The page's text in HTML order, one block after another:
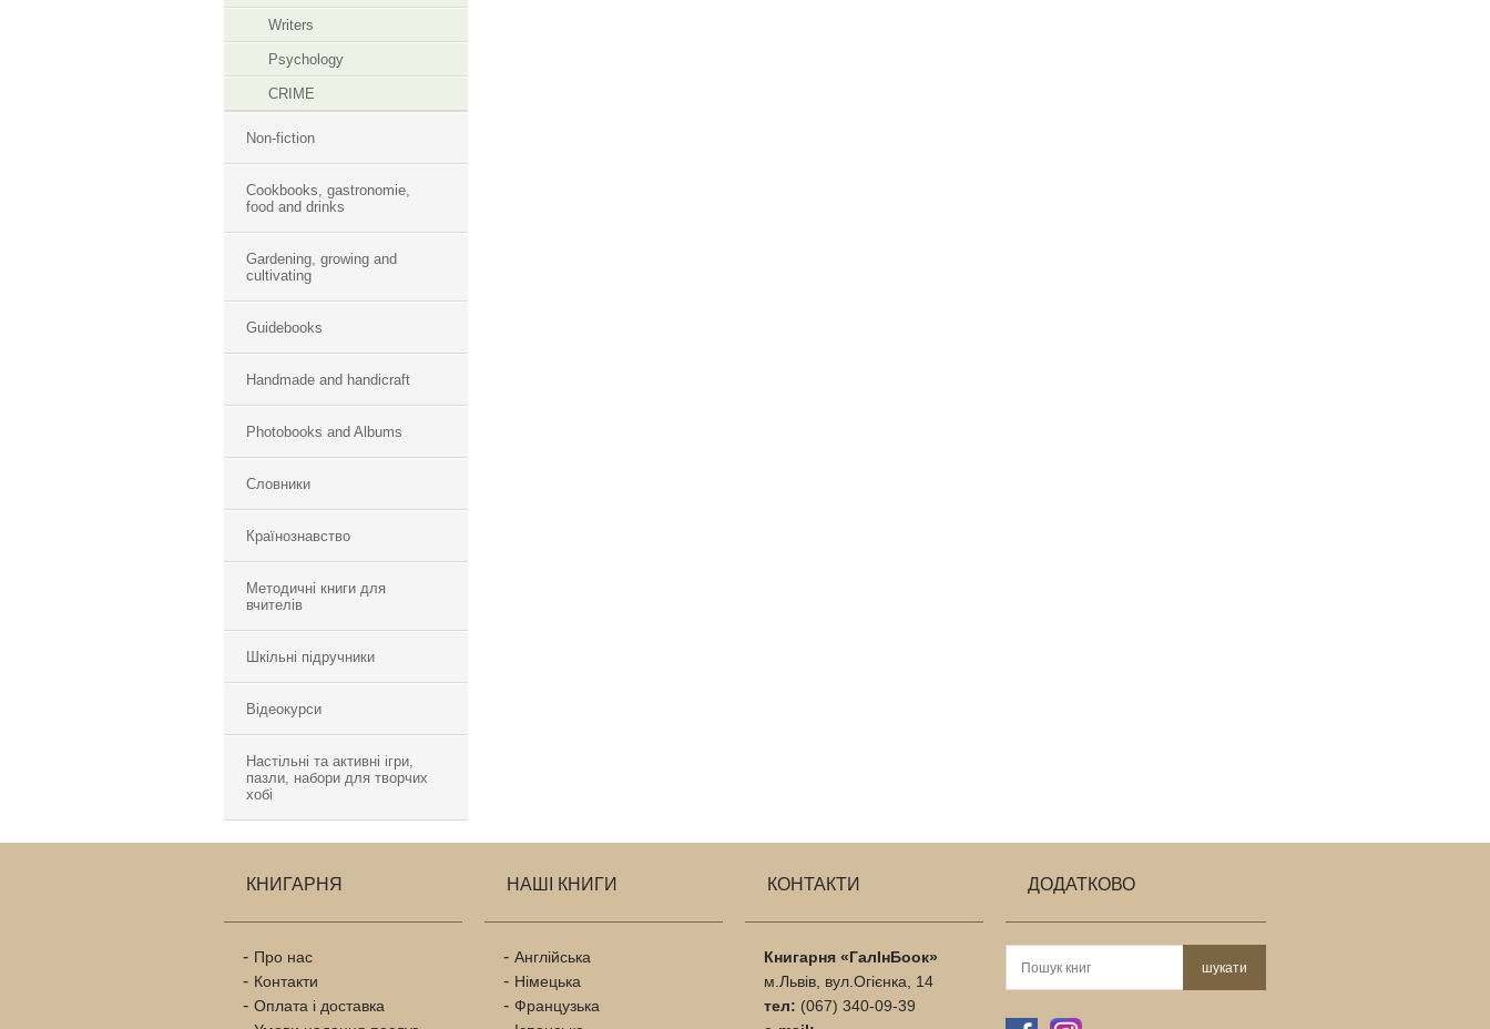
Writers
Psychology
CRIME
Non-fiction
Cookbooks, gastronomie,
food and drinks
Gardening, growing and
cultivating
Guidebooks
Handmade and handicraft
Photobooks and Albums
Словники
Країнознавство
Методичні книги для
вчителів
Шкільні підручники
Відеокурси
Настільні та активні ігри,
пазли, набори для творчих
хобі
КНИГАРНЯ
Про нас
Контакти
Оплата і доставка
НАШІ КНИГИ
Англійська
Німецька
Французька
КОНТАКТИ
Книгарня «ГалІнБоок»
м.Львів, вул.Огієнка, 14
тел: (067) 340-09-39
ДОДАТКОВО